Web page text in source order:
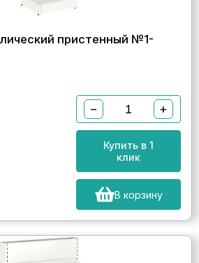
пристенный №1-
− +
Купить в 1
клик
В корзину